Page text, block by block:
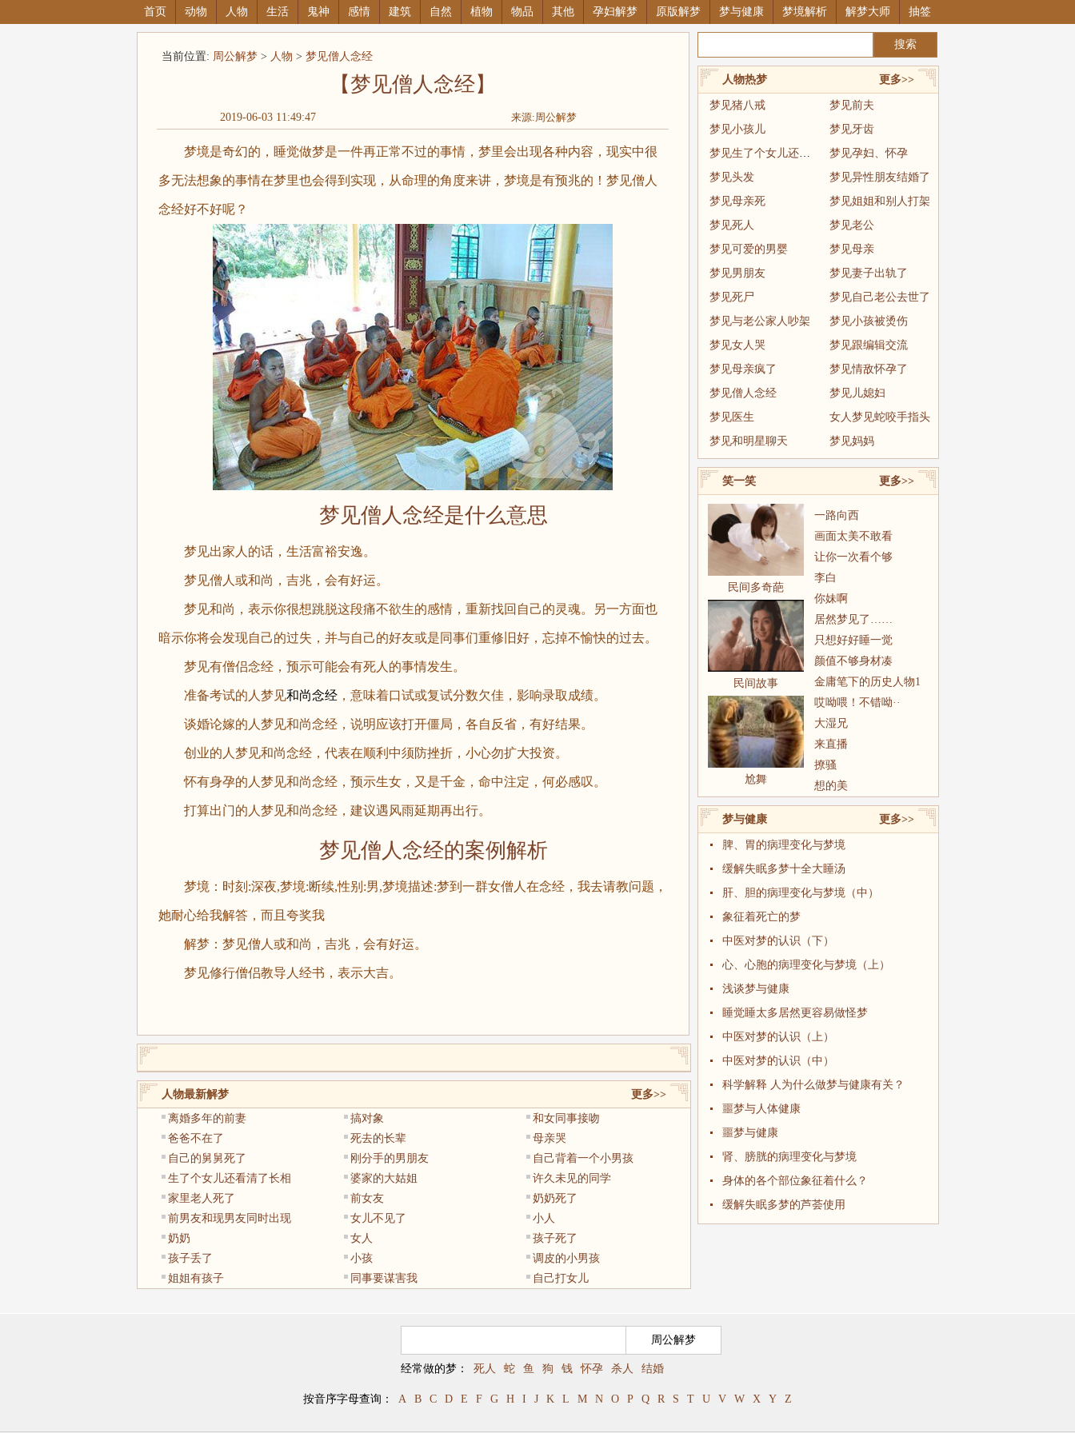
首页 动物 人物 生活 鬼神 感情 建筑 自然 植物 物品 其他 孕妇解梦 原版解梦 梦与健康 梦境解析 解梦大师 抽签
当前位置: 周公解梦> 人物 > 梦见僧人念经
【梦见僧人念经】
2019-06-03 11:49:47 来源:周公解梦
梦境是奇幻的，睡觉做梦是一件再正常不过的事情，梦里会出现各种内容，现实中很
多无法想象的事情在梦里也会得到实现，从命理的角度来讲，梦境是有预兆的！梦见僧人
念经好不好呢？
梦见僧人念经是什么意思
梦见出家人的话，生活富裕安逸。
梦见僧人或和尚，吉兆，会有好运。
梦见和尚，表示你很想跳脱这段痛不欲生的感情，重新找回自己的灵魂。另一方面也
暗示你将会发现自己的过失，并与自己的好友或是同事们重修旧好，忘掉不愉快的过去。
梦见有僧侣念经，预示可能会有死人的事情发生。
准备考试的人梦见和尚念经，意味着口试或复试分数欠佳，影响录取成绩。
谈婚论嫁的人梦见和尚念经，说明应该打开僵局，各自反省，有好结果。
创业的人梦见和尚念经，代表在顺利中须防挫折，小心勿扩大投资。
怀有身孕的人梦见和尚念经，预示生女，又是千金，命中注定，何必感叹。
打算出门的人梦见和尚念经，建议遇风雨延期再出行。
梦见僧人念经的案例解析
梦境：时刻:深夜,梦境:断续,性别:男,梦境描述:梦到一群女僧人在念经，我去请教问题，
她耐心给我解答，而且夸奖我
解梦：梦见僧人或和尚，吉兆，会有好运。
梦见修行僧侣教导人经书，表示大吉。
人物最新解梦
更多>>
离婚多年的前妻
搞对象
和女同事接吻
爸爸不在了
死去的长辈
母亲哭
自己的舅舅死了
刚分手的男朋友
自己背着一个小男孩
生了个女儿还看清了长相
婆家的大姑姐
许久未见的同学
家里老人死了
前女友
奶奶死了
前男友和现男友同时出现
女儿不见了
小人
奶奶
女人
孩子死了
孩子丢了
小孩
调皮的小男孩
姐姐有孩子
同事要谋害我 自己打女儿
更多>>
人物热梦
梦见猪八戒
梦见前夫
梦见小孩儿
梦见牙齿
梦见生了个女儿还看清了长相
梦见孕妇、怀孕
梦见头发
梦见异性朋友结婚了
梦见母亲死
梦见姐姐和别人打架
梦见死人
梦见老公
梦见可爱的男婴
梦见母亲
梦见男朋友
梦见妻子出轨了
梦见死尸
梦见自己老公去世了
梦见与老公家人吵架
梦见小孩被烫伤
梦见女人哭
梦见跟编辑交流
梦见母亲疯了
梦见情敌怀孕了
梦见僧人念经
梦见儿媳妇
梦见医生
女人梦见蛇咬手指头
梦见和明星聊天
梦见妈妈
更多>>
笑一笑
民间多奇葩
民间故事
尬舞
一路向西
画面太美不敢看
让你一次看个够
李白
你妹啊
居然梦见了……
只想好好睡一觉
颜值不够身材凑
金庸笔下的历史人物1
哎呦喂！不错呦··
大湿兄
来直播
撩骚
想的美
更多>>
梦与健康
脾、胃的病理变化与梦境
缓解失眠多梦十全大睡汤
肝、胆的病理变化与梦境（中）
象征着死亡的梦
中医对梦的认识（下）
心、心胞的病理变化与梦境（上）
浅谈梦与健康
睡觉睡太多居然更容易做怪梦
中医对梦的认识（上）
中医对梦的认识（中）
科学解释 人为什么做梦与健康有关？
噩梦与人体健康
噩梦与健康
肾、膀胱的病理变化与梦境
身体的各个部位象征着什么？
缓解失眠多梦的芦荟使用
经常做的梦： 死人 蛇 鱼 狗 钱 怀孕 杀人 结婚
按音序字母查询： A B C D E F G H I J K L M N O P Q R S T U V W X Y Z